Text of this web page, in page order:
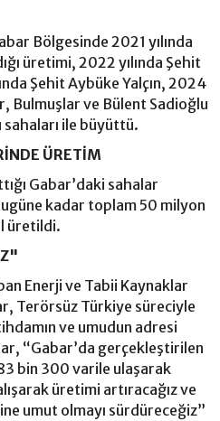
Bölgesinde 2021 yılında
üretimi, 2022 yılında Şehit
Şehit Aybüke Yalçın, 2024
Bulmuşlar ve Bülent Sadioğlu
sahaları ile büyüttü.
ÜRETİM
Gabar’daki sahalar
kadar toplam 50 milyon
üretildi.
Enerji ve Tabii Kaynaklar
Terörsüz Türkiye süreciyle
ve umudun adresi
“Gabar’da gerçekleştirilen
bin 300 varile ulaşarak
üretimi artıracağız ve
umut olmayı sürdüreceğiz”